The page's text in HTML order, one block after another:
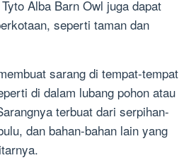
Alba Barn Owl juga dapat
seperti taman dan
sarang di tempat-tempat
di dalam lubang pohon atau
terbuat dari serpihan-
dan bahan-bahan lain yang